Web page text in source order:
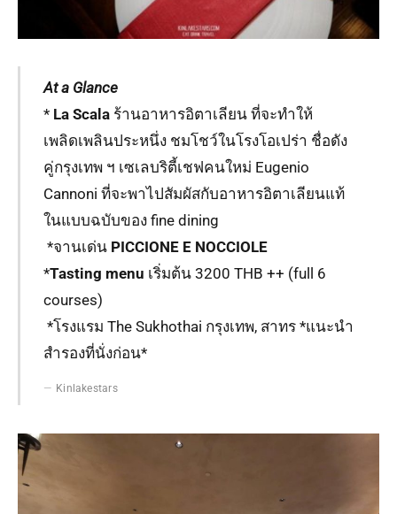
At a Glance
* La Scalaร้านอาหารอิตาเลียน ที่จะทำให้
เพลิดเพลินประหนึ่ง ชมโชว์ในโรงโอเปร่า ชื่อดัง
คู่กรุงเทพ ฯ เซเลบริตี้เชฟคนใหม่ Eugenio
Cannoni ที่จะพาไปสัมผัสกับอาหารอิตาเลียนแท้
ในแบบฉบับของ fine dining
*จานเด่น PICCIONE E NOCCIOLE
*Tasting menu เริ่มต้น 3200 THB ++ (full 6
courses)
*โรงแรม The Sukhothai กรุงเทพ, สาทร *แนะนำ
สำรองที่นั่งก่อน*
Kinlakestars